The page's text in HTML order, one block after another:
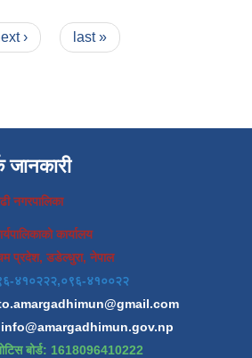
› last »
जानकारी
नगरपालिका
कार्यालय
प्रदेश, डडेल्धुरा, नेपाल
४१०२२२,०९६-४१००२२
info@amargadhimun.gov.np
बोर्ड: 1618096410222